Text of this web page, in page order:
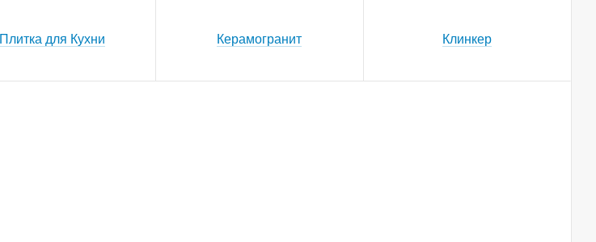
Плитка для Кухни Керамогранит Клинкер